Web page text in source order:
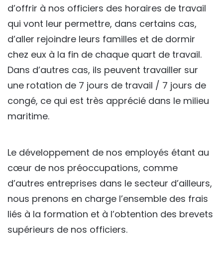
d’offrir à nos officiers des horaires de travail
qui vont leur permettre, dans certains cas,
d’aller rejoindre leurs familles et de dormir
chez eux à la fin de chaque quart de travail.
Dans d’autres cas, ils peuvent travailler sur
une rotation de 7 jours de travail / 7 jours de
congé, ce qui est très apprécié dans le milieu
maritime.
Le développement de nos employés étant au
cœur de nos préoccupations, comme
d’autres entreprises dans le secteur d’ailleurs,
nous prenons en charge l’ensemble des frais
liés à la formation et à l’obtention des brevets
supérieurs de nos officiers.